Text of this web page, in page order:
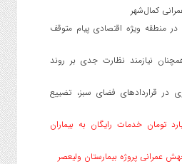
کمال‌شهر
منطقه ویژه اقتصادی پیام متوقف
نیازمند نظارت جدی بر روند
در قراردادهای فضای سبز، تضییع
البرز ۲۰ میلیارد تومان خدمات رایگان به بیماران
عمرانی پروژه بیمارستان ولیعصر